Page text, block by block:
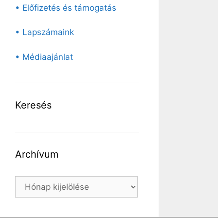
• Előfizetés és támogatás
• Lapszámaink
• Médiaajánlat
Keresés
Archívum
Archívum